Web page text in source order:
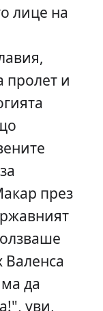
лице на
пролет и
през
Валенса
да
уви,